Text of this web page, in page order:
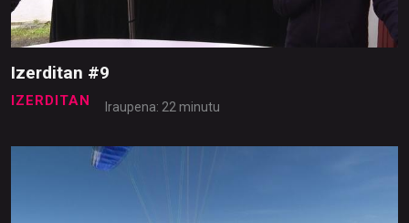
Izerditan #9
IZERDITAN Iraupena: 22 minutu